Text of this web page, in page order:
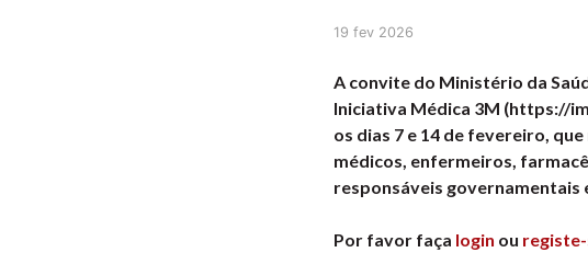
19 fev 2026
A convite do Ministério da
Iniciativa Médica 3M (https://
os dias 7 e 14 de fevereiro,
médicos, enfermeiros,
responsáveis governamentais
Por favor faça login ou